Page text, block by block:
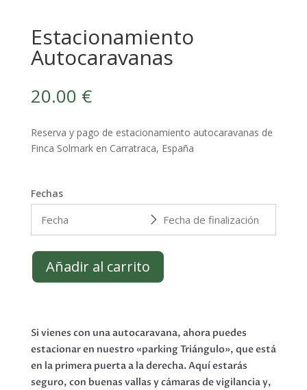
Estacionamiento
Autocaravanas
20.00 €
Reserva y pago de estacionamiento autocaravanas de
Finca Solmark en Carratraca, España
Fechas
Añadir al carrito
Si vienes con una autocaravana, ahora puedes
estacionar en nuestro «parking Triángulo», que está
en la primera puerta a la derecha. Aquí estarás
seguro, con buenas vallas y cámaras de vigilancia y,